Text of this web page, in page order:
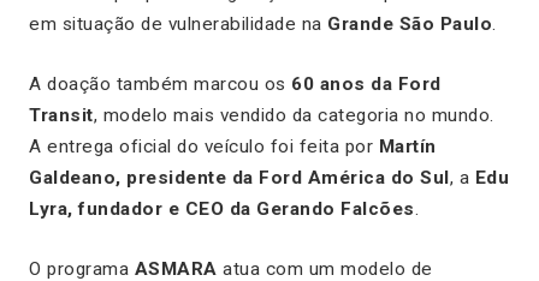
em situação de vulnerabilidade na Grande São Paulo.
A doação também marcou os 60 anos da Ford
Transit, modelo mais vendido da categoria no mundo.
A entrega oficial do veículo foi feita por Martín
Galdeano, presidente da Ford América do Sul , a Edu
Lyra, fundador e CEO da Gerando Falcões.
O programa ASMARA atua com um modelo de